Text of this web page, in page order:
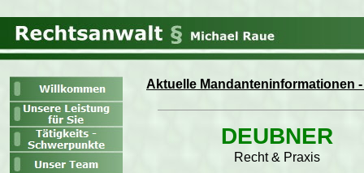
Aktuelle Mandanteninformationen
DEUBNER
Recht & Praxis